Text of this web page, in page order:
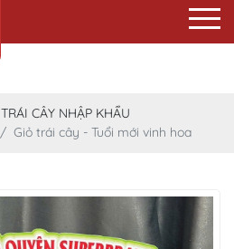
TRÁI CÂY NHẬP KHẨU
Giỏ trái cây - Tuổi mới vinh hoa